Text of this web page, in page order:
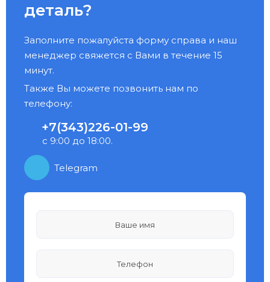
деталь?
Заполните пожалуйста форму справа и наш
менеджер свяжется с Вами в течение 15
минут.
Также Вы можете позвонить нам по
телефону:
+7(343)226-01-99
с 9:00 до 18:00.
Telegram